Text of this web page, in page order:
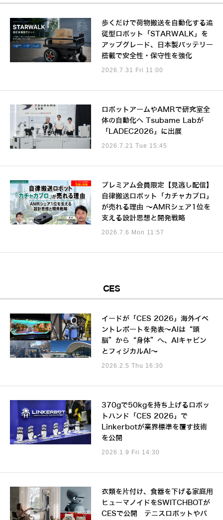
歩くだけで荷物搬送を自動化する追
従型ロボット「STARWALK」を
アップグレード、日本製バッテリー
搭載で安全性・保守性を強化
2026.7.31 Fri 11:00
ロボットアームやAMRで研究室全
体の自動化へ Tsubame Labが
「LADEC2026」に出展
2026.7.21 Tue 15:45
プレミアム会員限定【見逃し配信】
自律搬送ロボット「カチャカプロ」
が売れる理由 ～AMRシェア1位を
支える設計思想と開発戦略
2026.7.6 Mon 11:57
CES
イードが「CES 2026」海外イベ
ントレポートを発表～AIは“頭
脳”から“身体”へ、AIキャビン
とフィジカルAI～
2026.2.5 Thu 16:30
370gで50kgを持ち上げるロボッ
トハンド「CES 2026」で
Linkerbotが業界標準を覆す技術
を公開
2026.1.9 Fri 14:30
衣類を片付け、食器を下げる家庭用
ヒューマノイドをSWITCHBOTが
CESで公開 テニスロボットやパ